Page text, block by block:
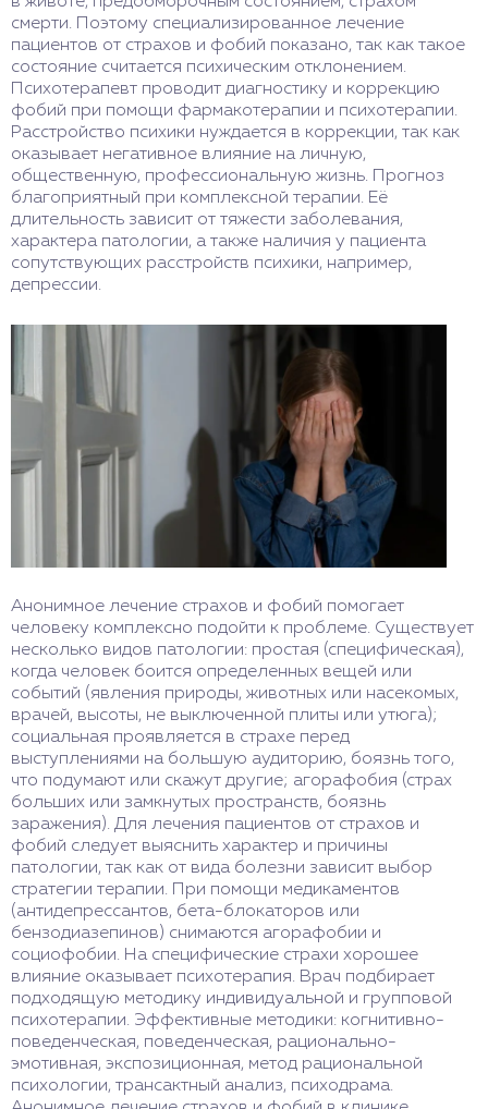
смерти. Поэтому специализированное лечение
пациентов от страхов и фобий показано, так как такое
состояние считается психическим отклонением.
Психотерапевт проводит диагностику и коррекцию
фобий при помощи фармакотерапии и психотерапии.
Расстройство психики нуждается в коррекции, так как
оказывает негативное влияние на личную,
общественную, профессиональную жизнь. Прогноз
благоприятный при комплексной терапии. Её
длительность зависит от тяжести заболевания,
характера патологии, а также наличия у пациента
сопутствующих расстройств психики, например,
депрессии.
Анонимное лечение страхов и фобий помогает
человеку комплексно подойти к проблеме. Существует
несколько видов патологии: простая (специфическая),
когда человек боится определенных вещей или
событий (явления природы, животных или насекомых,
врачей, высоты, не выключенной плиты или утюга);
социальная проявляется в страхе перед
выступлениями на большую аудиторию, боязнь того,
что подумают или скажут другие; агорафобия (страх
больших или замкнутых пространств, боязнь
заражения). Для лечения пациентов от страхов и
фобий следует выяснить характер и причины
патологии, так как от вида болезни зависит выбор
стратегии терапии. При помощи медикаментов
(антидепрессантов, бета-блокаторов или
бензодиазепинов) снимаются агорафобии и
социофобии. На специфические страхи хорошее
влияние оказывает психотерапия. Врач подбирает
подходящую методику индивидуальной и групповой
психотерапии. Эффективные методики: когнитивно-
поведенческая, поведенческая, рационально-
эмотивная, экспозиционная, метод рациональной
психологии, трансактный анализ, психодрама.